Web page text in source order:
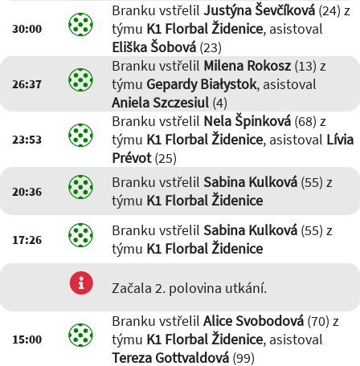
30:00
Branku vstřelil Justýna Ševčíková(24) z
týmu K1 Florbal Židenice, asistoval
Eliška Šobová(23)
26:37
Branku vstřelil Milena Rokosz(13) z
týmu Gepardy Białystok, asistoval
Aniela Szczesiul(4)
23:53
Branku vstřelil Nela Špinková(68) z
týmu K1 Florbal Židenice, asistoval Lívia
Prévot(25)
20:36 Branku vstřelil Sabina Kulková(55) z
týmu K1 Florbal Židenice
17:26 Branku vstřelil Sabina Kulková(55) z
týmu K1 Florbal Židenice
Začala 2. polovina utkání.
15:00
Branku vstřelil Alice Svobodová(70) z
týmu K1 Florbal Židenice, asistoval
Tereza Gottvaldová(99)